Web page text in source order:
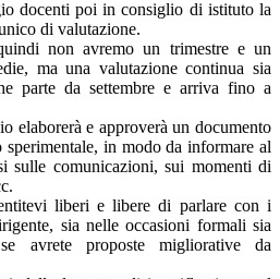
docenti poi in consiglio di istituto la
di valutazione.
non avremo un trimestre e un
ma una valutazione continua sia
parte da settembre e arriva fino a
elaborerà e approverà un documento
in modo da informare al
sulle comunicazioni, sui momenti di
liberi e libere di parlare con i
sia nelle occasioni formali sia
avrete proposte migliorative da